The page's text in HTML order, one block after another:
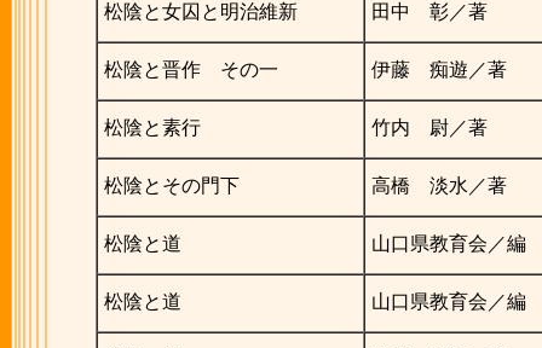
松陰と女囚と明治維新 田中 彰／著
松陰と晋作 その一 伊藤 痴遊／著
松陰と素行 竹内 尉／著
松陰とその門下 高橋 淡水／著
松陰と道 山口県教育会／編
松陰と道 山口県教育会／編